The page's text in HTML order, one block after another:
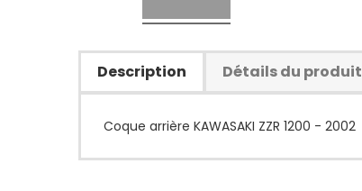
Description Détails du produit
Coque arrière KAWASAKI ZZR 1200 - 2002